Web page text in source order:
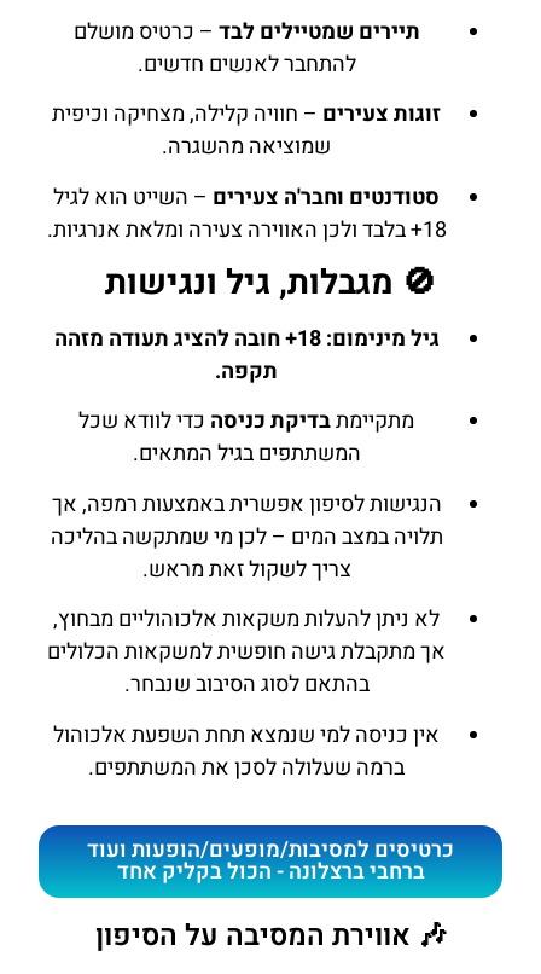
תיירים שמטיילים לבד – כרטיס מושלם
להתחבר לאנשים חדשים.
זוגות צעירים – חוויה קלילה, מצחיקה וכיפית
שמוציאה מהשגרה.
סטודנטים וחבר'ה צעירים – השייט הוא לגיל
18+ בלבד ולכן האווירה צעירה ומלאת אנרגיות.
🚫 מגבלות, גיל ונגישות
גיל מינימום: 18+ חובה להציג תעודה מזהה
תקפה.
מתקיימתבדיקת כניסה כדי לוודא שכל
המשתתפים בגיל המתאים.
הנגישות לסיפון אפשרית באמצעות רמפה, אך
תלויה במצב המים – לכן מי שמתקשה בהליכה
צריך לשקול זאת מראש.
לא ניתן להעלות משקאות אלכוהוליים מבחוץ,
אך מתקבלת גישה חופשית למשקאות הכלולים
בהתאם לסוג הסיבוב שנבחר.
אין כניסה למי שנמצא תחת השפעת אלכוהול
ברמה שעלולה לסכן את המשתתפים.
כרטיסים למסיבות/מופעים/הופעות ועוד
ברחבי ברצלונה - הכול בקליק אחד
🎶 אווירת המסיבה על הסיפון